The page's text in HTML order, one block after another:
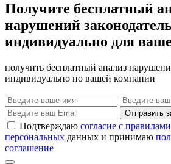
Получите бесплатный
нарушений
индивидуально для
получить бесплатный анализ
индивидуально по вашей компании
Отправить
Подтверждаю согласие с
персональных данных и принимаю
соглашение